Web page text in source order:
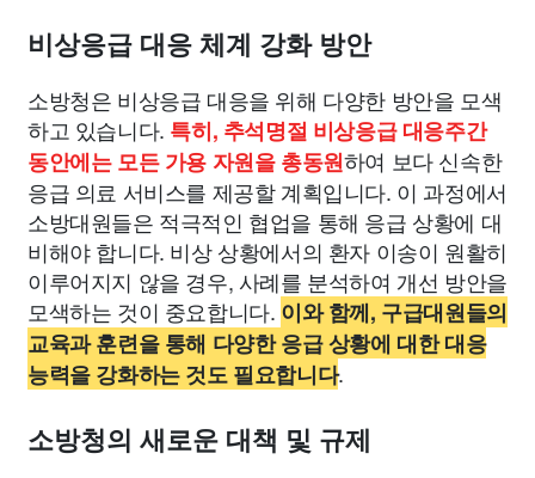
비상응급 대응 체계 강화 방안
소방청은 비상응급 대응을 위해 다양한 방안을 모색
하고 있습니다. 특히, 추석명절 비상응급 대응주간
동안에는 모든 가용 자원을 총동원하여 보다 신속한
응급 의료 서비스를 제공할 계획입니다. 이 과정에서
소방대원들은 적극적인 협업을 통해 응급 상황에 대
비해야 합니다. 비상 상황에서의 환자 이송이 원활히
이루어지지 않을 경우, 사례를 분석하여 개선 방안을
모색하는 것이 중요합니다. 이와 함께, 구급대원들의
교육과 훈련을 통해 다양한 응급 상황에 대한 대응
능력을 강화하는 것도 필요합니다.
소방청의 새로운 대책 및 규제